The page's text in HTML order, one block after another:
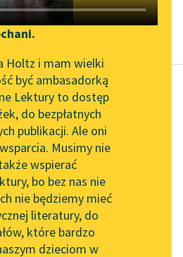
Zgłoś brak utworu
Narzędzia
Mapa Wolnych Lektur
Leśmianator
Przewodnik dla piszących i
czytających
API
OAI-PMH
Holtz i mam wielki
być ambasadorką
Lektury to dostęp
do bezpłatnych
publikacji. Ale oni
Musimy nie
wspierać
bo bez nas nie
nie będziemy mieć
literatury, do
które bardzo
dzieciom w
międzywojenne
Tadeusz Boy-Żeleński
Bajeczki Józia
Raz maleńka Fryderyka
Miała dziadzię
tabetyka.
A że stąpał dość
niezdarnie,